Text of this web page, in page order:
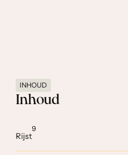
INHOUD
Inhoud
Rijst
9